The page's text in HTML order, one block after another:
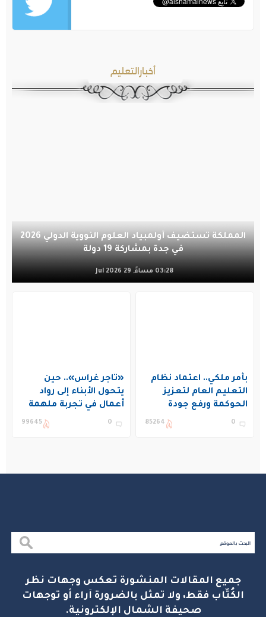
أخبارالتعليم
المملكة تستضيف أولمبياد العلوم النووية الدولي 2026
في جدة بمشاركة 19 دولة
03:28 مساءً, 29 Jul 2026
بأمر ملكي.. اعتماد نظام
التعليم العام لتعزيز
الحوكمة ورفع جودة
التعليم في المملكة
0
85264
«تاجر غراس».. حين
يتحول الأبناء إلى رواد
أعمال في تجربة ملهمة
بنادي غراس الصيفي
0
99645
جميع المقالات المنشورة تعكس وجهات نظر
الكُتّاب فقط، ولا تمثل بالضرورة آراء أو توجهات
صحيفة الشمال الإلكترونية.